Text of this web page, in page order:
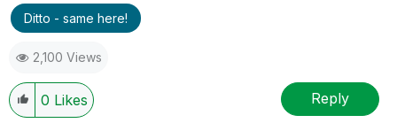
Ditto - same here!
2,100 Views
0 Likes Reply